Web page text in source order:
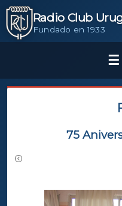
Radio Club
Fundado en 1933
75